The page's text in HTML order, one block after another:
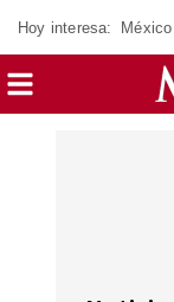
Hoy interesa: